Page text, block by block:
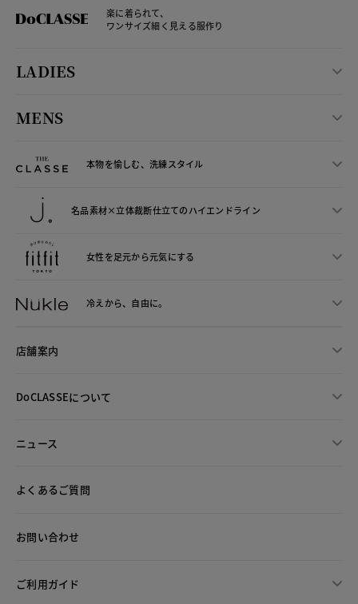
楽に着られて、
ワンサイズ細く見える服作り
LADIES
MENS
本物を愉しむ、洗練スタイル
名品素材×立体裁断仕立てのハイエンドライン
女性を足元から元気にする
冷えから、 自由に。
店舗案内
DoCLASSEについて
ニュース
よくあるご質問
お問い合わせ
ご利用ガイド